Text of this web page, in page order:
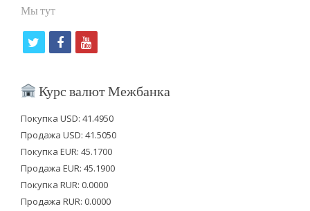
Мы тут
i
t
e
r
f
c
b
o
o
k
y
u
u
b
e
Курс валют Межбанка
Покупка USD: 41.4950
Продажа USD: 41.5050
Покупка EUR: 45.1700
Продажа EUR: 45.1900
Покупка RUR: 0.0000
Продажа RUR: 0.0000